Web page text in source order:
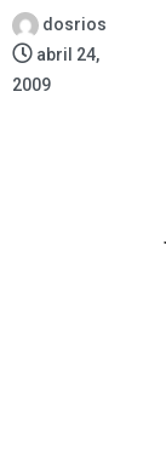
dosrios
abril 24,
2009